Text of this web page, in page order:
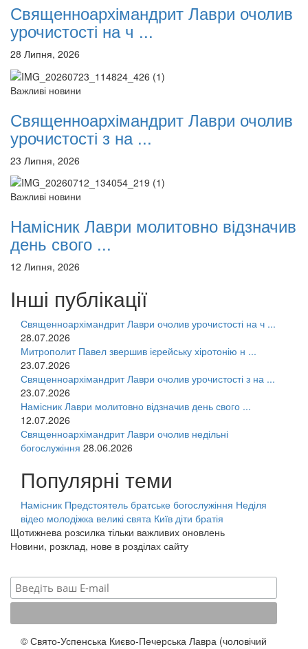
Священноархімандрит Лаври очолив
урочистості на ч ...
28 Липня, 2026
Важливі новини
Священноархімандрит Лаври очолив
урочистості з на ...
23 Липня, 2026
Важливі новини
Намісник Лаври молитовно відзначив
день свого ...
12 Липня, 2026
Інші публікації
Священноархімандрит Лаври очолив урочистості на ч ...
28.07.2026
Митрополит Павел звершив ієрейську хіротонію н ...
23.07.2026
Священноархімандрит Лаври очолив урочистості з на ...
23.07.2026
Намісник Лаври молитовно відзначив день свого ...
12.07.2026
Священноархімандрит Лаври очолив недільні
богослужіння 28.06.2026
Популярні теми
Намісник Предстоятель братське богослужіння Неділя
відео молодіжка великі свята Київ діти братія
Щотижнева розсилка тільки важливих оновлень
Новини, розклад, нове в розділах сайту
© Свято-Успенська Києво-Печерська Лавра (чоловічий